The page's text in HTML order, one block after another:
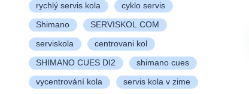
rychlý servis kola cyklo servis
Shimano SERVISKOL.COM
serviskola centrovani kol
SHIMANO CUES DI2 shimano cues
vycentrování kola servis kola v zime